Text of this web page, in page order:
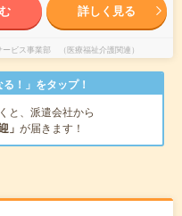
詳しく見る
ビス事業部 （医療福祉介護関連）
！」をタップ！
と、派遣会社から
」 が届きます！